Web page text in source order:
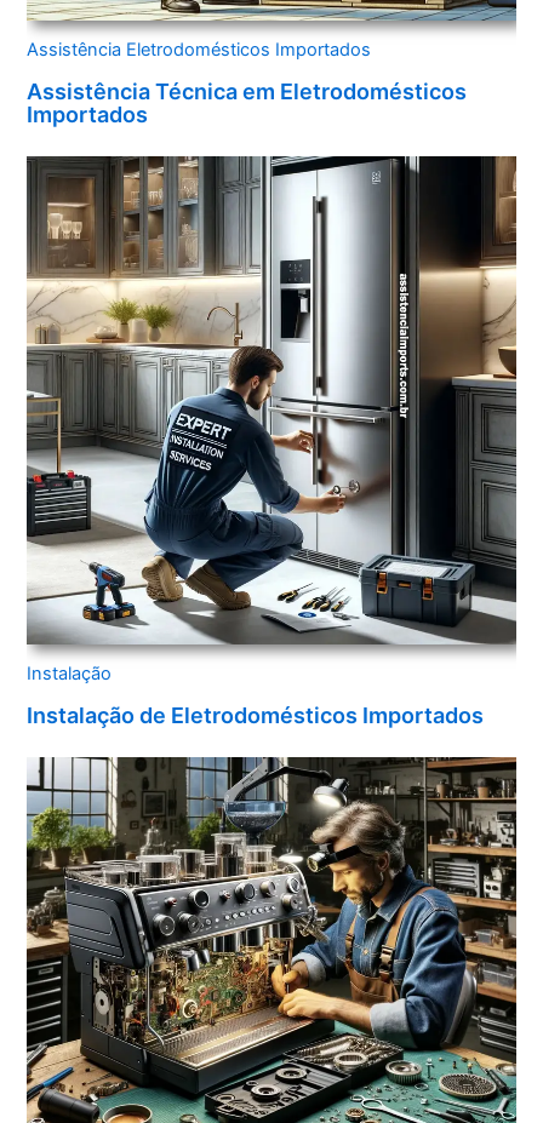
Assistência Eletrodomésticos Importados
Assistência Técnica em Eletrodomésticos
Importados
Instalação
Instalação de Eletrodomésticos Importados